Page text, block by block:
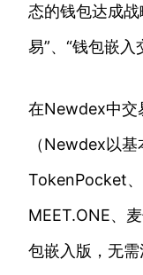
态的钱包达成
易”、“钱包嵌入
在Newdex中交
（Newdex以基
TokenPocket、
MEET.ONE、
包嵌入版，无